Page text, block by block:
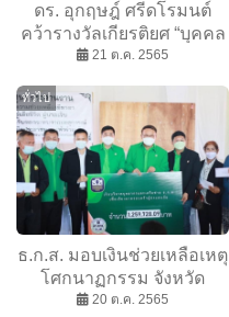
ดร. อุกฤษฎ์ ศรีดโรมนต์
คว้ารางวัลเกียรติยศ “บุคคล
คุณภาพแห่งปี 2022” ภาค
21 ต.ค. 2565
ทั่วไป
ธ.ก.ส. มอบเงินช่วยเหลือเหตุ
โศกนาฏกรรม จังหวัด
หนองบัวลำภู
20 ต.ค. 2565